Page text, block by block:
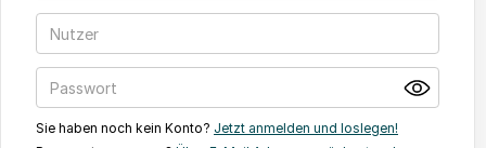
Sie haben noch kein Konto? Jetzt anmelden und loslegen!